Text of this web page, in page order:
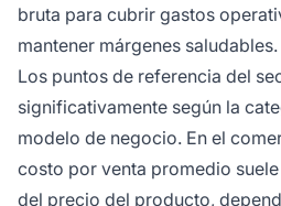
bruta para cubrir gastos
mantener márgenes saludables.
Los puntos de referencia del
significativamente según la
modelo de negocio. En el
costo por venta promedio
del precio del producto,